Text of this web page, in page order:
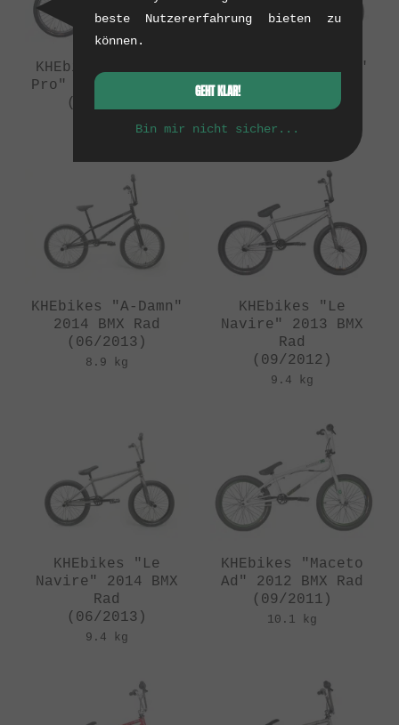
KHEbikes "A-Damn
Pro" 2012 BMX Rad
(09/2011)
KHEbikes "A-Damn"
2013 BMX Rad
8.9 kg
KHEbikes "A-Damn"
2014 BMX Rad
(06/2013)
8.9 kg
KHEbikes "Le
Navire" 2013 BMX
Rad
(09/2012)
9.4 kg
KHEbikes "Le
Navire" 2014 BMX
Rad
(06/2013)
9.4 kg
KHEbikes "Maceto
Ad" 2012 BMX Rad
(09/2011)
10.1 kg
beste Nutzererfahrung bieten zu
können.
GEHT KLAR!
Bin mir nicht sicher...